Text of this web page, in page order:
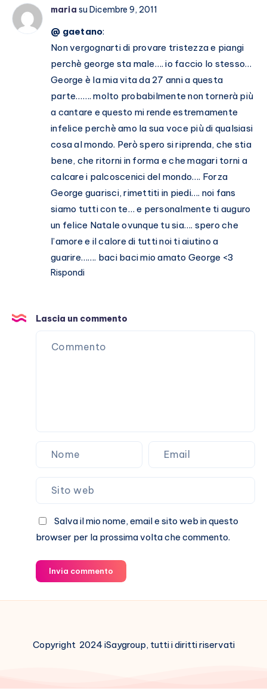
maria su Dicembre 9, 2011
@ gaetano:
Non vergognarti di provare tristezza e piangi
perchè george sta male…. io faccio lo stesso…
George è la mia vita da 27 anni a questa
parte……. molto probabilmente non tornerà più
a cantare e questo mi rende estremamente
infelice perchè amo la sua voce più di qualsiasi
cosa al mondo. Però spero si riprenda, che stia
bene, che ritorni in forma e che magari torni a
calcare i palcoscenici del mondo…. Forza
George guarisci, rimettiti in piedi…. noi fans
siamo tutti con te… e personalmente ti auguro
un felice Natale ovunque tu sia…. spero che
l’amore e il calore di tutti noi ti aiutino a
guarire……. baci baci mio amato George <3
Rispondi
Lascia un commento
Salva il mio nome, email e sito web in questo
browser per la prossima volta che commento.
Invia commento
Copyright 2024 iSaygroup, tutti i diritti riservati